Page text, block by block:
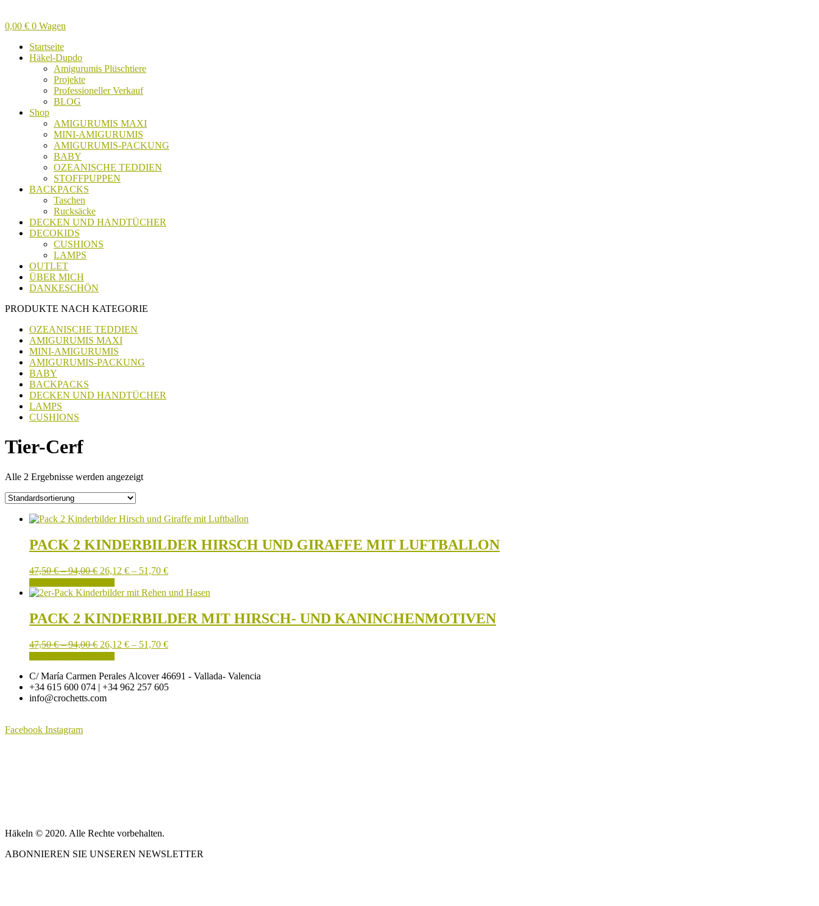
0,00 € 0 Wagen
Startseite
Häkel-Dupdo
Amigurumis Plüschtiere
Projekte
Professioneller Verkauf
BLOG
Shop
AMIGURUMIS MAXI
MINI-AMIGURUMIS
AMIGURUMIS-PACKUNG
BABY
OZEANISCHE TEDDIEN
STOFFPUPPEN
BACKPACKS
Taschen
Rucksäcke
DECKEN UND HANDTÜCHER
DECOKIDS
CUSHIONS
LAMPS
OUTLET
ÜBER MICH
DANKESCHÖN
PRODUKTE NACH KATEGORIE
OZEANISCHE TEDDIEN
AMIGURUMIS MAXI
MINI-AMIGURUMIS
AMIGURUMIS-PACKUNG
BABY
BACKPACKS
DECKEN UND HANDTÜCHER
LAMPS
CUSHIONS
Tier-Cerf
Alle 2 Ergebnisse werden angezeigt
PACK 2 KINDERBILDER HIRSCH UND GIRAFFE MIT LUFTBALLON
47,50€ –94,00€Preisspanne:
47,50 €
bis
26,12 € – 51,70 €Preisspanne:
bis
Dieses
Produkt
mehrere
Varianten
Die
auf
der
PACK 2 KINDERBILDER MIT HIRSCH- UND KANINCHENMOTIVEN
47,50€ –94,00€Preisspanne:
47,50 €
94,00 €
26,12 € – 51,70 €Preisspanne:
51,70 €
Dieses
weist
mehrere
C/ María Carmen Perales Alcover 46691 - Vallada- Valencia
+34 615 600 074 | +34 962 257 605
info@crochetts.com
Facebook Instagram
Häkeln © 2020. Alle Rechte vorbehalten.
ABONNIEREN SIE UNSEREN NEWSLETTER